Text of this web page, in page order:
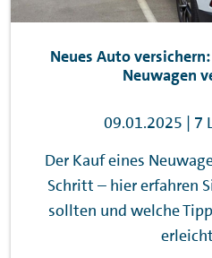
Neues Auto
Neuwagen
09.01.2025 | 7
Der Kauf eines
Schritt – hier erfahren
sollten und welche